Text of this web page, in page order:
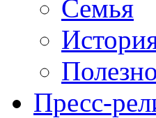
Семья
Пресс-